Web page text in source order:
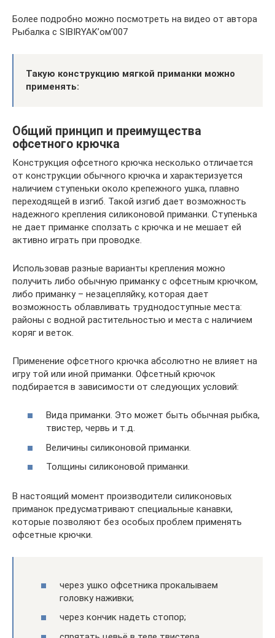
Более подробно можно посмотреть на видео от автора
Рыбалка с SIBIRYAK’ом’007
Такую конструкцию мягкой приманки можно
применять:
Общий принцип и преимущества
офсетного крючка
Конструкция офсетного крючка несколько отличается
от конструкции обычного крючка и характеризуется
наличием ступеньки около крепежного ушка, плавно
переходящей в изгиб. Такой изгиб дает возможность
надежного крепления силиконовой приманки. Ступенька
не дает приманке сползать с крючка и не мешает ей
активно играть при проводке.
Использовав разные варианты крепления можно
получить либо обычную приманку с офсетным крючком,
либо приманку – незацепляйку, которая дает
возможность облавливать труднодоступные места:
районы с водной растительностью и места с наличием
коряг и веток.
Применение офсетного крючка абсолютно не влияет на
игру той или иной приманки. Офсетный крючок
подбирается в зависимости от следующих условий:
Вида приманки. Это может быть обычная рыбка,
твистер, червь и т.д.
Величины силиконовой приманки.
Толщины силиконовой приманки.
В настоящий момент производители силиконовых
приманок предусматривают специальные канавки,
которые позволяют без особых проблем применять
офсетные крючки.
через ушко офсетника прокалываем
головку наживки;
через кончик надеть стопор;